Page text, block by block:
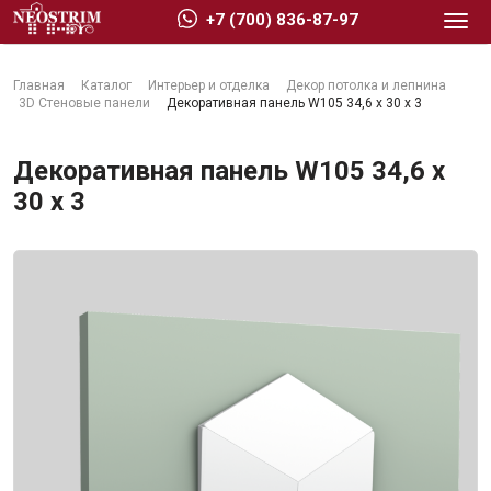
Главная Каталог Интерьер и отделка
Декор потолка и лепнина
3D Стеновые панели
Декоративная панель W105 34,6 x 30 x 3
Декоративная панель W105 34,6 x
30 x 3
+7 (700) 836-87-97